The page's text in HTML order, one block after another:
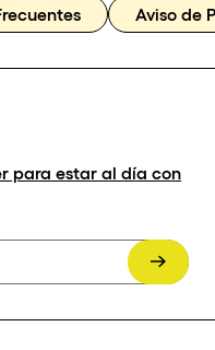
Aviso de
para estar al día con